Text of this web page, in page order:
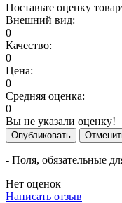
Поставьте оценку
Внешний вид:
0
Качество:
0
Цена:
0
Средняя оценка:
0
Вы не указали оценку!
Опубликовать
- Поля, обязательные
Нет оценок
Написать отзыв